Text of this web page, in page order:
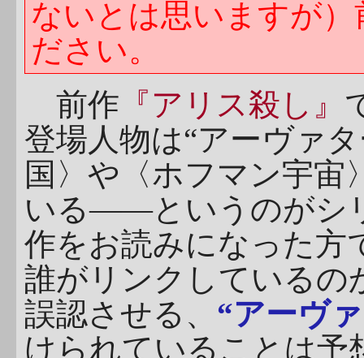
ないとは思いますが
ださい。
前作 『アリス殺し』
登場人物は“アーヴァ
国〉や〈ホフマン宇宙
いる――というのがシ
作をお読みになった方
誰がリンクしているの
誤認させる、 “アーヴ
けられていることは予